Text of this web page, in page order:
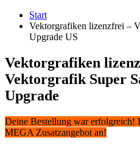
Zum
Inhalt
springen
Start
Vektorgrafiken lizenzfrei –
Upgrade US
Vektorgrafiken
Vektorgrafik Super
Upgrade
Deine Bestellung war erfolgreich!
MEGA Zusatzangebot an!